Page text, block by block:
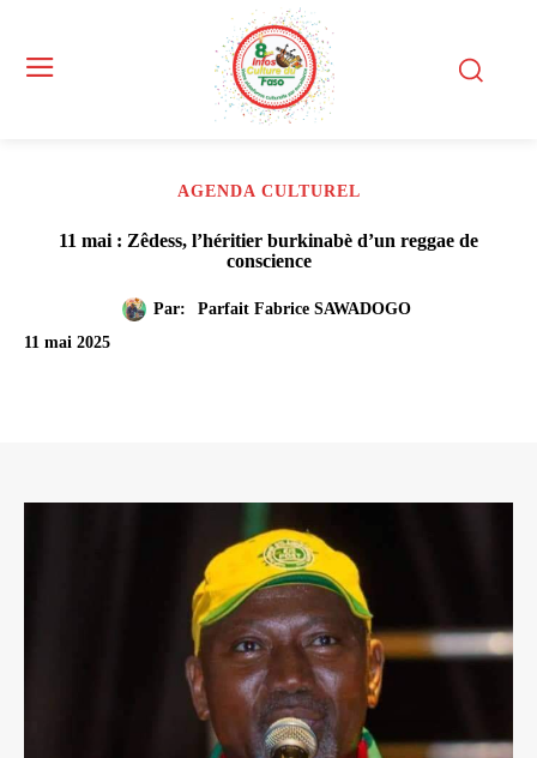
AGENDA CULTUREL
11 mai : Zêdess, l’héritier burkinabè d’un reggae de
conscience
Par:
Parfait Fabrice SAWADOGO
11 mai 2025